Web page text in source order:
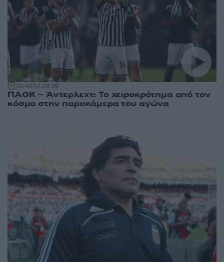
16:4007.08.26
ΠΑΟΚ – Άντερλεχτ: Το χειροκρότημα από τον
κόσμο στην παρακάμερα του αγώνα